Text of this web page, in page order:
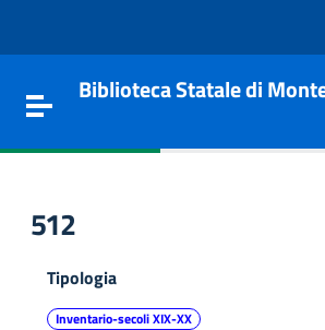
Toggle navigation
Biblioteca Statale di
512
Tipologia
Inventario-secoli XIX-XX